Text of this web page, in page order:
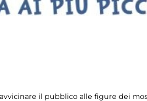
il pubblico alle figure dei